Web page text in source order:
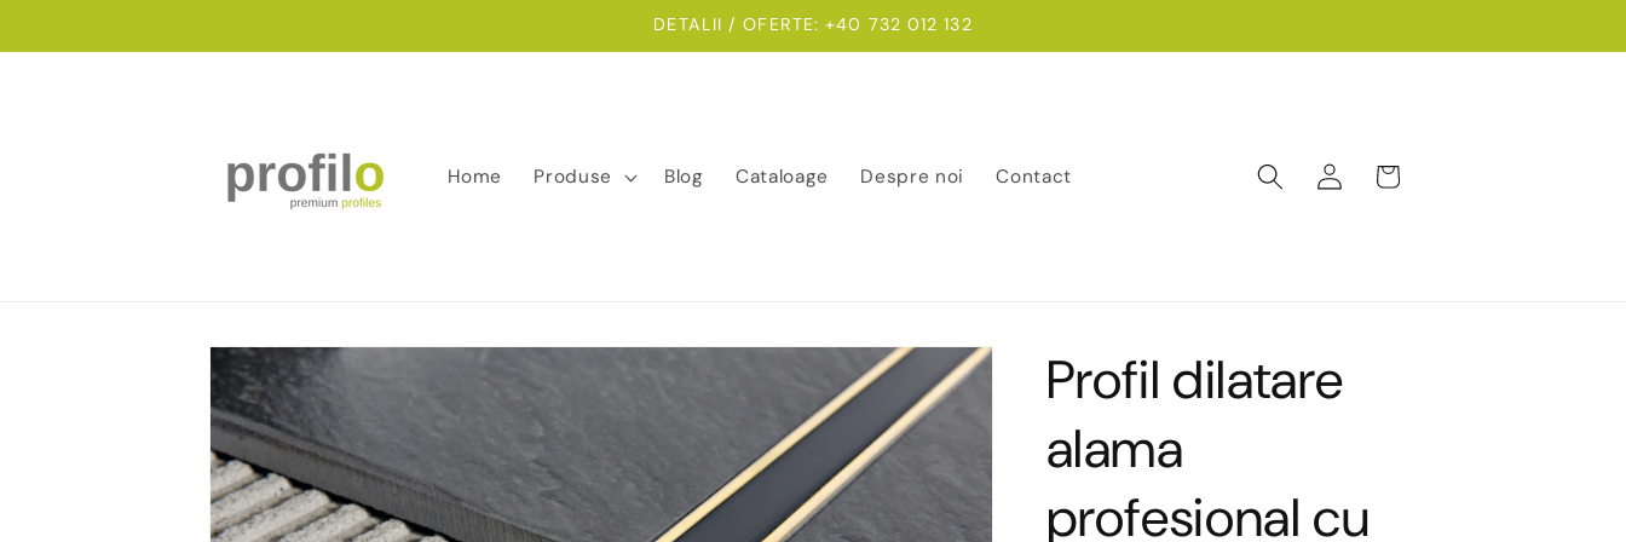
DETALII / OFERTE: +40 732 012 132
Home Produse Blog Cataloage Despre noi Contact
Conectați-
vă
Coș
Salt la
informațiile
despre
produs
Profil dilatare
alama
profesional cu